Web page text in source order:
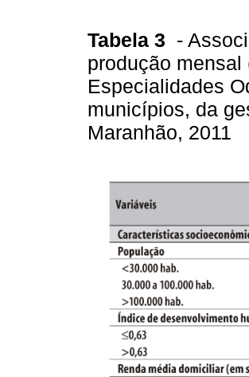
Tabela 3 -
produção
Especialidades
municípios, da
Maranhão, 2011